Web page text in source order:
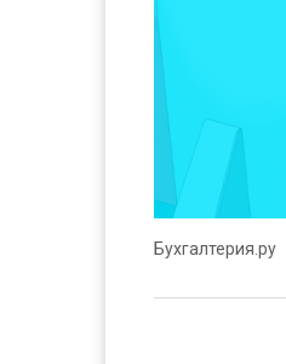
Бухгалтерия.ру